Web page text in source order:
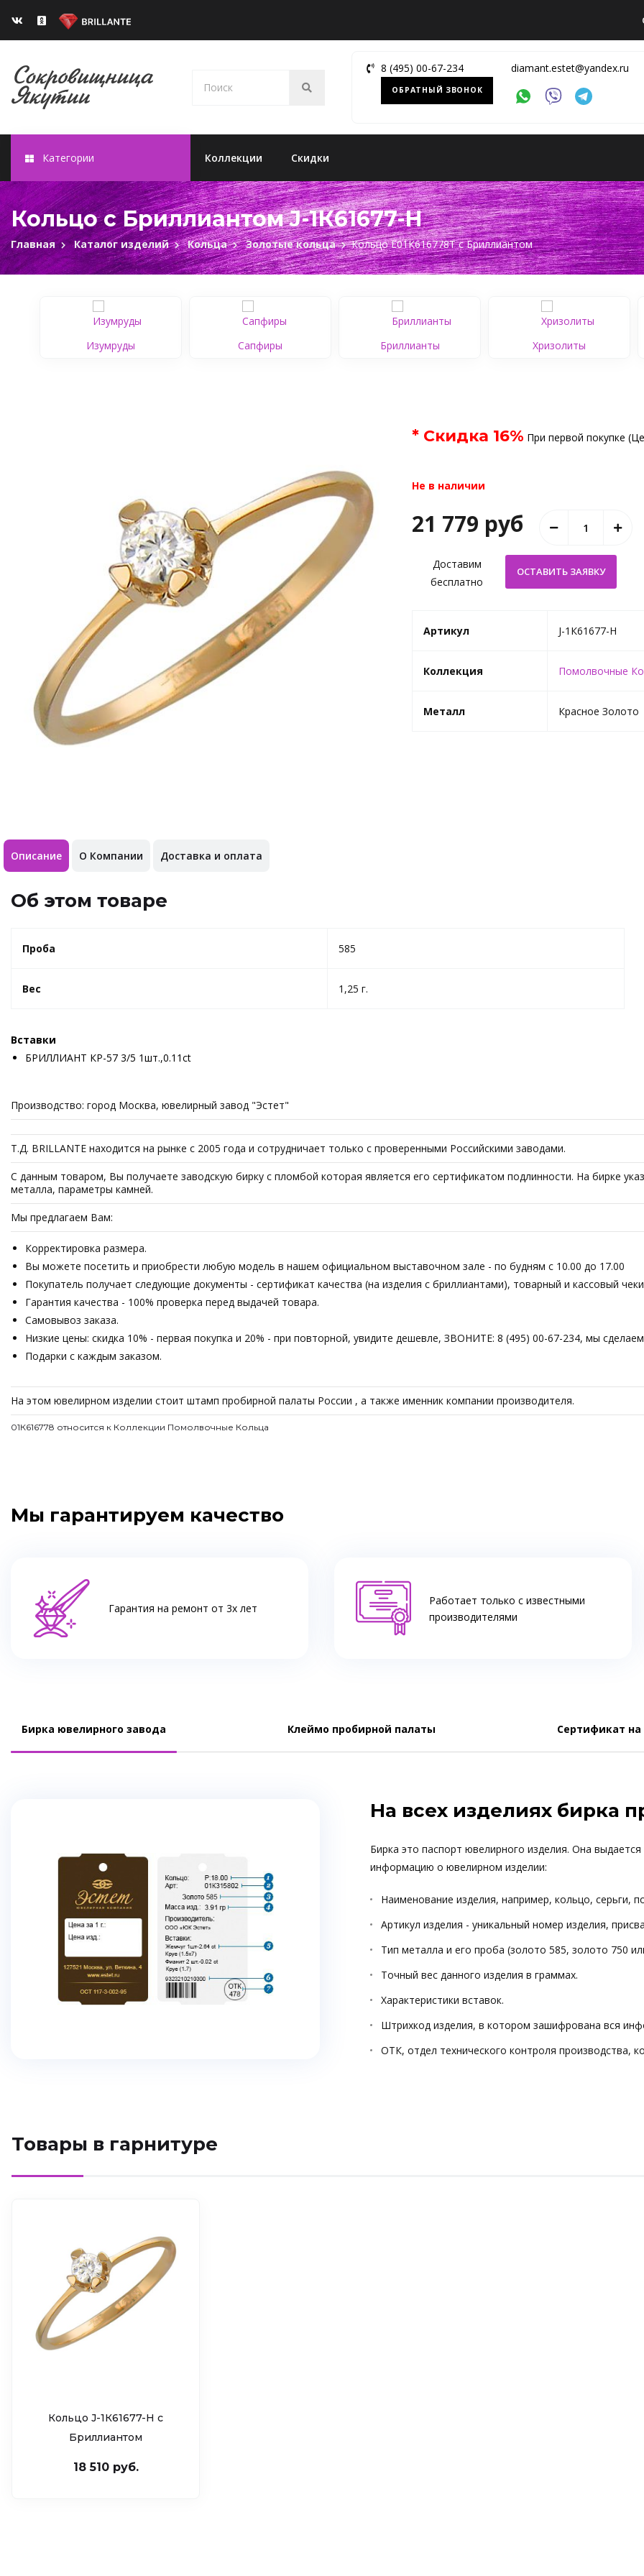
8 (495) 00-67-234
ОБРАТНЫЙ ЗВОНОК
diamant.estet@yandex.ru
Категории Коллекции Скидки
Кольцо с Бриллиантом J-1К61677-H
Главная Каталог изделий Кольца Золотые кольца Кольцо Е01К616778Т c Бриллиантом
Изумруды Сапфиры Бриллианты Хризолиты
* Скидка 16% При первой покупке
Не в наличии
21 779 руб
Доставим
бесплатно
Артикул J-1К61677-H
Коллекция Помолвочные
Металл Красное Золото
Описание О Компании Доставка и оплата
Об этом товаре
Проба 585
Вес 1,25 г.
Вставки
БРИЛЛИАНТ КР-57 3/5 1шт.,0.11ct
Производство: город Москва, ювелирный завод "Эстет"
Т.Д. BRILLANTE находится на рынке с 2005 года и сотрудничает только с проверенными Российскими заводами.
С данным товаром, Вы получаете заводскую бирку с пломбой которая является его сертификатом подлинности. На бирке
металла, параметры камней.
Мы предлагаем Вам:
Корректировка размера.
Вы можете посетить и приобрести любую модель в нашем официальном выставочном зале - по будням с 10.00 до 17.00
Покупатель получает следующие документы - сертификат качества (на изделия с бриллиантами), товарный и кассовый
Гарантия качества - 100% проверка перед выдачей товара.
Самовывоз заказа.
Низкие цены: скидка 10% - первая покупка и 20% - при повторной, увидите дешевле, ЗВОНИТЕ: 8 (495) 00-67-234, мы
Подарки с каждым заказом.
На этом ювелирном изделии стоит штамп пробирной палаты России , а также именник компании производителя.
01К616778 относится к Коллекции Помолвочные Кольца
Мы гарантируем качество
Гарантия на ремонт от 3х лет
Работает только с известными
производителями
Бирка ювелирного завода Клеймо пробирной палаты Сертификат
На всех изделиях бирка
Бирка это паспорт ювелирного изделия. Она
информацию о ювелирном изделии:
Наименование изделия, например, кольцо, серьги,
Артикул изделия - уникальный номер изделия,
Тип металла и его проба (золото 585, золото 750
Точный вес данного изделия в граммах.
Характеристики вставок.
Штрихкод изделия, в котором зашифрована вся
ОТК, отдел технического контроля производства,
Товары в гарнитуре
Кольцо J-1К61677-H c
Бриллиантом
18 510 руб.